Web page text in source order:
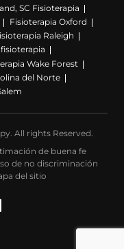
SC Fisioterapia
Fisioterapia Oxford
Raleigh
Wake Forest
del Norte
All rights Reserved.
de buena fe
de no discriminación
del sitio
(Se abre en
(Se abre
(Se